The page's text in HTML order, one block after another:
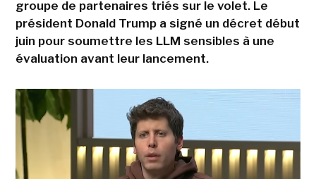
groupe de partenaires triés sur le volet. Le
président Donald Trump a signé un décret début
juin pour soumettre les LLM sensibles à une
évaluation avant leur lancement.